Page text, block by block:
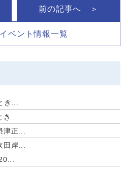
ベント情報一覧
前の記事へ ＞
き...
き ...
津正...
田岸...